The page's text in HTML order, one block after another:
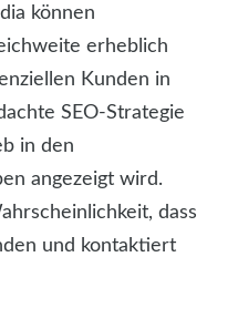
können
erheblich
Kunden in
SEO-Strategie
in den
angezeigt wird.
dass
und kontaktiert